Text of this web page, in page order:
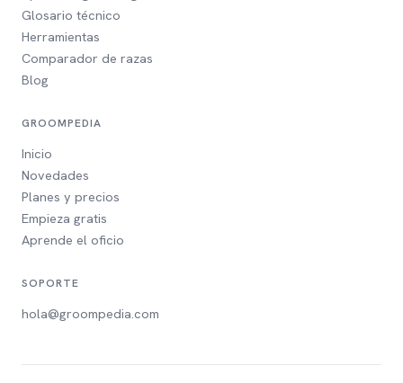
Glosario técnico
Herramientas
Comparador de razas
Blog
GROOMPEDIA
Inicio
Novedades
Planes y precios
Empieza gratis
Aprende el oficio
SOPORTE
hola@groompedia.com